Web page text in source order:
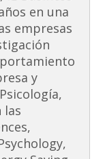
en una
empresas
y
las